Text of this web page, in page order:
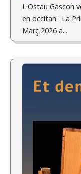
L'Ostau Gascon
en occitan : La
Març 2026 a...